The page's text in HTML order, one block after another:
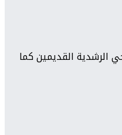
الرشدية القديمين كما